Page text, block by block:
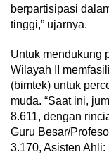
berpartisipasi
tinggi,” ujarnya.
Untuk mendukung
Wilayah II
(bimtek) untuk
muda. “Saat ini,
8.611, dengan
Guru Besar/
3.170, Asisten Ahli: